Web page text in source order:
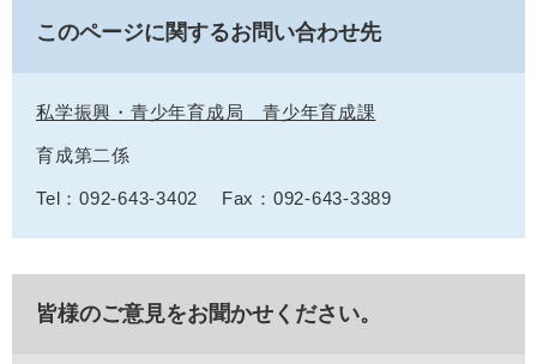
このページに関するお問い合わせ先
私学振興・青少年育成局 青少年育成課
育成第二係
Tel：092-643-3402 Fax：092-643-3389
皆様のご意見をお聞かせください。